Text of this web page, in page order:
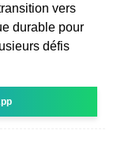
vers
durable pour
défis